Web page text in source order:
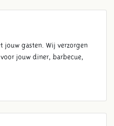
jouw gasten. Wij verzorgen
jouw diner, barbecue,